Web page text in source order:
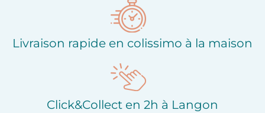
Livraison rapide en colissimo à la maison
Click&Collect en 2h à Langon